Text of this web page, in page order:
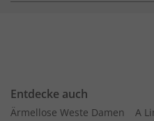
Entdecke auch
Ärmellose Weste Damen
A